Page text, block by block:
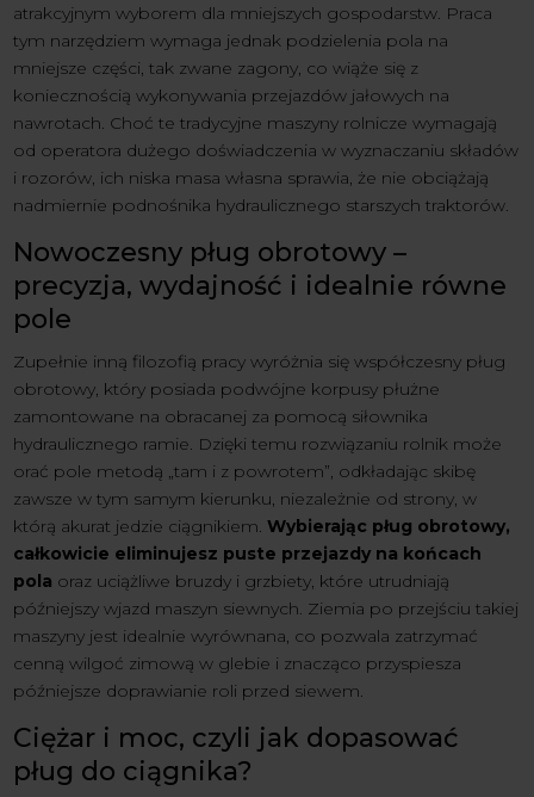
atrakcyjnym wyborem dla mniejszych gospodarstw. Praca
tym narzędziem wymaga jednak podzielenia pola na
mniejsze części, tak zwane zagony, co wiąże się z
koniecznością wykonywania przejazdów jałowych na
nawrotach. Choć te tradycyjne maszyny rolnicze wymagają
od operatora dużego doświadczenia w wyznaczaniu składów
i rozorów, ich niska masa własna sprawia, że nie obciążają
nadmiernie podnośnika hydraulicznego starszych traktorów.
Nowoczesny pług obrotowy –
precyzja, wydajność i idealnie równe
pole
Zupełnie inną filozofią pracy wyróżnia się współczesny pług
obrotowy, który posiada podwójne korpusy płużne
zamontowane na obracanej za pomocą siłownika
hydraulicznego ramie. Dzięki temu rozwiązaniu rolnik może
orać pole metodą „tam i z powrotem”, odkładając skibę
zawsze w tym samym kierunku, niezależnie od strony, w
którą akurat jedzie ciągnikiem.Wybierając pług obrotowy,
całkowicie eliminujesz puste przejazdy na końcach
pola oraz uciążliwe bruzdy i grzbiety, które utrudniają
późniejszy wjazd maszyn siewnych. Ziemia po przejściu takiej
maszyny jest idealnie wyrównana, co pozwala zatrzymać
cenną wilgoć zimową w glebie i znacząco przyspiesza
późniejsze doprawianie roli przed siewem.
Ciężar i moc, czyli jak dopasować
pług do ciągnika?